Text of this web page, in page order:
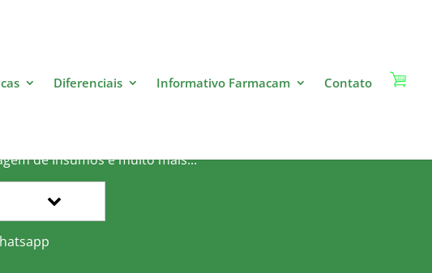
Diferenciais Informativo Farmacam Contato
de Insumos e muito mais...